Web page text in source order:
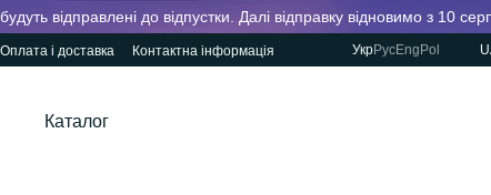
відправлені до відпустки. Далі відправку відновимо з 10
Оплата і доставка Контактна інформація УкрРусEng Pol
Каталог